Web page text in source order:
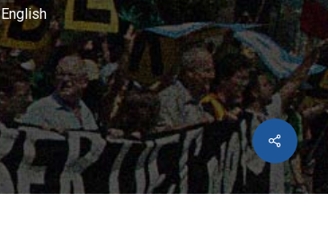
Share
English